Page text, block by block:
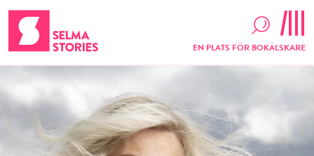
EN PLATS FÖR BOKÄLSKARE